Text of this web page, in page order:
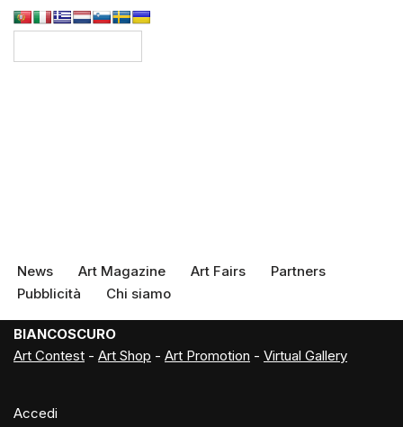
News Art Magazine Art Fairs
Partners
Pubblicità
Chi siamo
BIANCOSCURO
Art Contest - Art Shop - Art Promotion - Virtual Gallery
Accedi